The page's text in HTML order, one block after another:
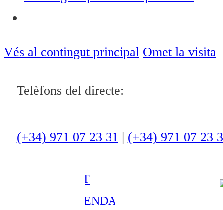
Vés al contingut principal Omet la visita
Telèfons del directe:
(+34) 971 07 23 31 | (+34) 971 07 23
ACTUALITAT
OCI
ENTREVISTES
AMBIENT
AGENDA